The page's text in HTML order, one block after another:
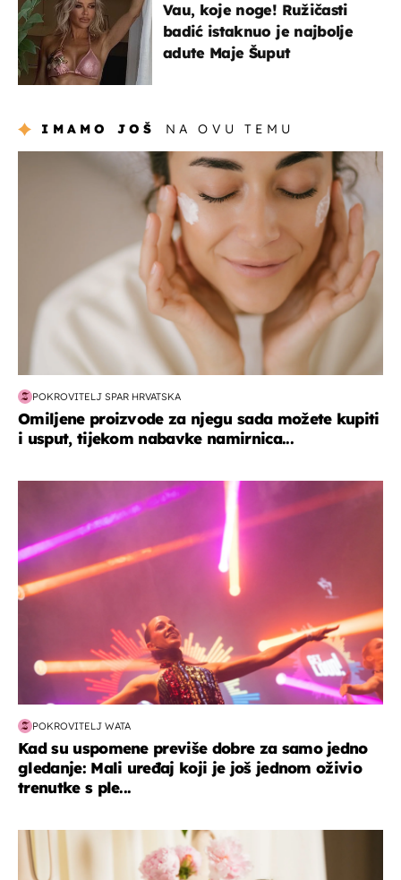
Vau, koje noge! Ružičasti
badić istaknuo je najbolje
adute Maje Šuput
IMAMO JOŠ NA OVU TEMU
moda & ljepota
POKROVITELJ SPAR HRVATSKA
Omiljene proizvode za njegu sada možete kupiti
i usput, tijekom nabavke namirnica...
POKROVITELJ WATA
Kad su uspomene previše dobre za samo jedno
gledanje: Mali uređaj koji je još jednom oživio
trenutke s ple...
moda & ljepota